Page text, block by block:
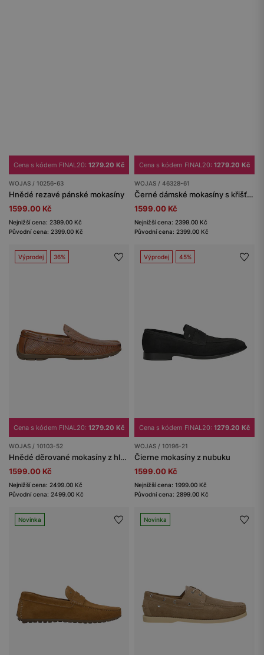
Cena s kódem FINAL20: 1279.20 Kč
WOJAS / 10256-63
Hnědé rezavé pánské mokasíny
1599.00 Kč
Nejnižší cena: 2399.00 Kč
Původní cena: 2399.00 Kč
Cena s kódem FINAL20: 1279.20 Kč
WOJAS / 46328-61
Černé dámské mokasíny s křišťálovou ozdobou
1599.00 Kč
Nejnižší cena: 2399.00 Kč
Původní cena: 2399.00 Kč
Výprodej 36%
Cena s kódem FINAL20: 1279.20 Kč
WOJAS / 10103-52
Hnědé děrované mokasíny z hladké kůže
1599.00 Kč
Nejnižší cena: 2499.00 Kč
Původní cena: 2499.00 Kč
Výprodej 45%
Cena s kódem FINAL20: 1279.20 Kč
WOJAS / 10196-21
Čierne mokasíny z nubuku
1599.00 Kč
Nejnižší cena: 1999.00 Kč
Původní cena: 2899.00 Kč
Novinka Novinka